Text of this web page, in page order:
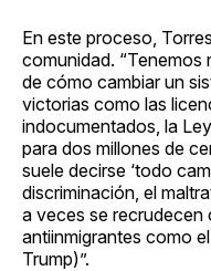
En este proceso,
comunidad. “Tenemos
de cómo cambiar un
victorias como las
indocumentados, la
para dos millones de
suele decirse ‘todo
discriminación, el
a veces se
antiinmigrantes como
Trump)”.